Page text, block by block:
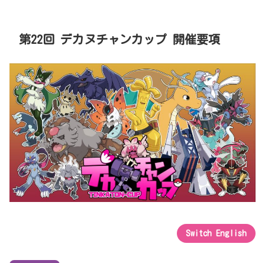
第22回 デカヌチャンカップ 開催要項
Switch English